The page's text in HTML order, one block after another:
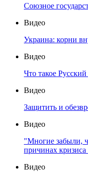
Союзное
Видео
Украина: корни
Видео
Что такое
Видео
Защитить и
Видео
"Многие забыли,
причинах
Видео